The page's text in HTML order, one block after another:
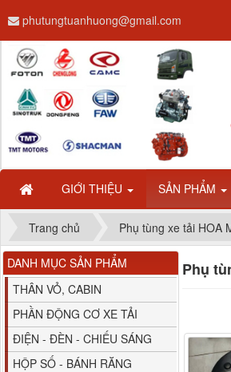
GIỚI THIỆU SẢN PHẨM
phutungtuanhuong@gmail.com
Trang chủ Phụ tùng xe tải HOA
Phụ
DANH MỤC SẢN PHẨM
THÂN VỎ, CABIN
PHẦN ĐỘNG CƠ XE TẢI
ĐIỆN - ĐÈN - CHIẾU SÁNG
HỘP SỐ - BÁNH RĂNG
Dây ga CAMC H08 dài
2.68m
Bình nước phụ
Chenglong hải âu...